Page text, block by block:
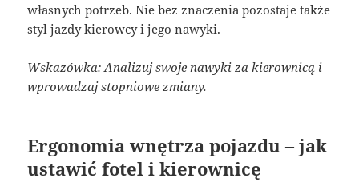
własnych potrzeb. Nie bez znaczenia pozostaje także
styl jazdy kierowcy i jego nawyki.
Wskazówka: Analizuj swoje nawyki za kierownicą i
wprowadzaj stopniowe zmiany.
Ergonomia wnętrza pojazdu – jak
ustawić fotel i kierownicę